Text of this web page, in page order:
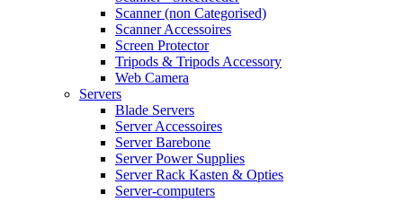
Scanner (non Categorised)
Scanner Accessoires
Screen Protector
Tripods & Tripods Accessory
Web Camera
Servers
Blade Servers
Server Accessoires
Server Barebone
Server Power Supplies
Server Rack Kasten & Opties
Server-computers